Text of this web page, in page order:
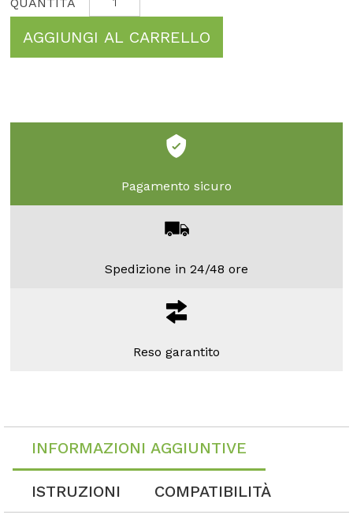
AGGIUNGI AL CARRELLO
Pagamento sicuro
Spedizione in 24/48 ore
Reso garantito
INFORMAZIONI AGGIUNTIVE
ISTRUZIONI COMPATIBILITÀ